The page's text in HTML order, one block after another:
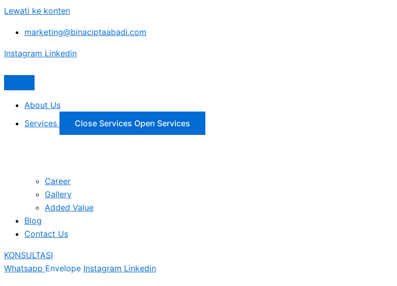
Lewati ke konten
marketing@binaciptaabadi.com
Instagram Linkedin
About Us
Services
Close Services Open Services
Career
Gallery
Added Value
Blog
Contact Us
KONSULTASI
Whatsapp Envelope Instagram Linkedin